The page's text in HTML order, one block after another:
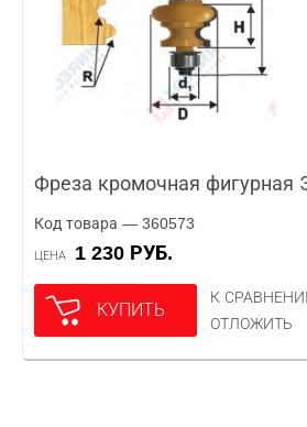
Фреза кромочная фигурная
Код товара — 360573
ЦЕНА 1 230 РУБ.
КУПИТЬ
К
ОТЛОЖИТЬ